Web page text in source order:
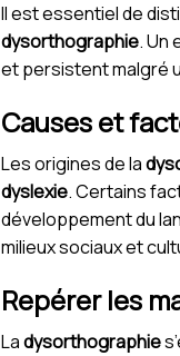
Il est essentiel de
dysorthographie. Un
et persistent malgré
Causes et
Les origines de la
dyslexie. Certains
développement du
milieux sociaux et
Repérer les
Ladysorthographie